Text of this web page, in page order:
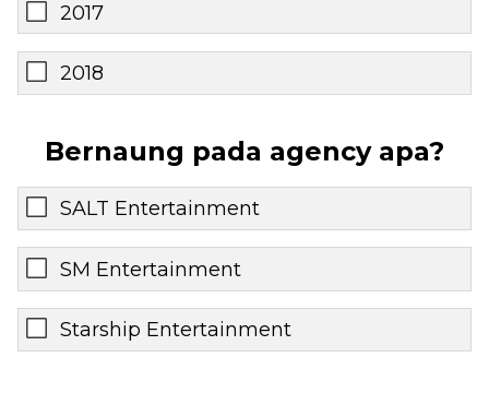
2017
2018
Bernaung pada agency apa?
SALT Entertainment
SM Entertainment
Starship Entertainment